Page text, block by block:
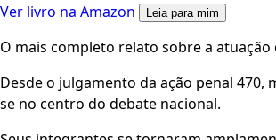
Ver livro na Amazon Leia para mim
O mais completo relato sobre a
Desde o julgamento da ação penal 470,
se no centro do debate nacional.